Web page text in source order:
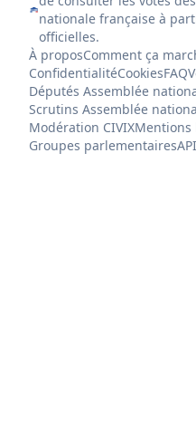
nationale française à
officielles.
À proposComment ça
ConfidentialitéCookiesFAQ
Députés Assemblée
Scrutins Assemblée
Modération CIVIXMentions
Groupes parlementairesAPI